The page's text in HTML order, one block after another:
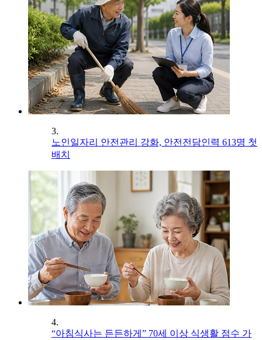
3.
노인일자리 안전관리 강화, 안전전담인력 613명 첫
배치
4.
“아침식사는 든든하게” 70세 이상 식생활 점수 가